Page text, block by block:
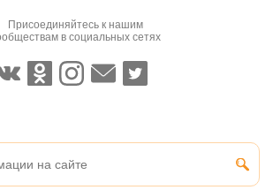
Присоединяйтесь к нашим
в социальных сетях